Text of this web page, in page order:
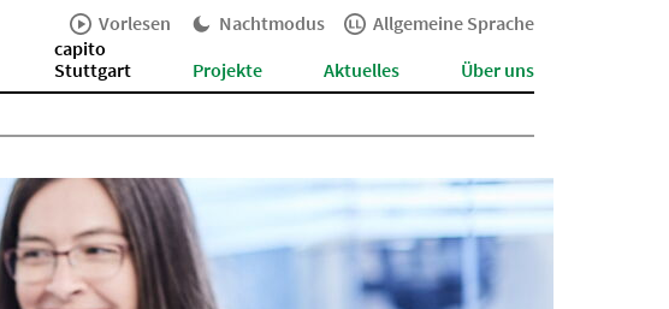
capito
Stuttgart
Projekte Aktuelles Über uns
Vorlesen Nachtmodus Allgemeine Sprache